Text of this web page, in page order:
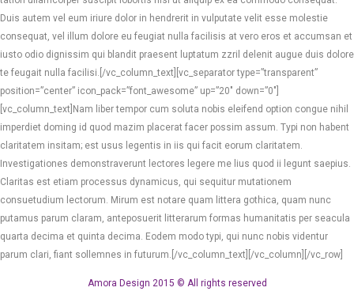
Duis autem vel eum iriure dolor in hendrerit in vulputate velit esse molestie
consequat, vel illum dolore eu feugiat nulla facilisis at vero eros et accumsan et
iusto odio dignissim qui blandit praesent luptatum zzril delenit augue duis dolore
te feugait nulla facilisi.[/vc_column_text][vc_separator type=”transparent”
position=”center” icon_pack=”font_awesome” up=”20″ down=”0″]
[vc_column_text]Nam liber tempor cum soluta nobis eleifend option congue nihil
imperdiet doming id quod mazim placerat facer possim assum. Typi non habent
claritatem insitam; est usus legentis in iis qui facit eorum claritatem.
Investigationes demonstraverunt lectores legere me lius quod ii legunt saepius.
Claritas est etiam processus dynamicus, qui sequitur mutationem
consuetudium lectorum. Mirum est notare quam littera gothica, quam nunc
putamus parum claram, anteposuerit litterarum formas humanitatis per seacula
quarta decima et quinta decima. Eodem modo typi, qui nunc nobis videntur
parum clari, fiant sollemnes in futurum.[/vc_column_text][/vc_column][/vc_row]
Amora Design 2015 © All rights reserved